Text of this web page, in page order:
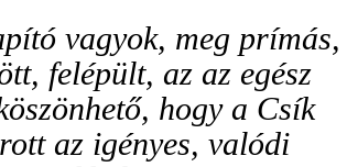
vagyok, meg prímás,
felépült, az az egész
hogy a Csík
az igényes, valódi